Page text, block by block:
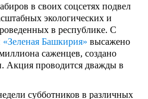
в своих соцсетях подвел
экологических и
в республике. С
«Зеленая Башкирия» высажено
саженцев, создано
Акция проводится дважды в
субботников в различных